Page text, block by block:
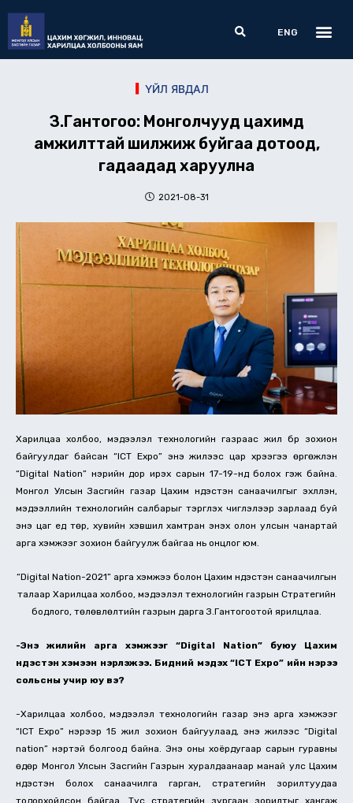
content
Search
ENG
ҮЙЛ ЯВДАЛ
З.Гантогоо: Монголчууд цахимд
амжилттай шилжиж буйгаа дотоод,
гадаадад харуулна
2021-08-31
Харилцаа холбоо, мэдээлэл технологийн газраас жил бүр зохион
байгуулдаг байсан “ICT Expo” энэ жилээс цар хүрээгээ өргөжүүлэн
“Digital Nation” нэрийн дор ирэх сарын 17-19-нд болох гэж байна.
Монгол Улсын Засгийн газар Цахим үндэстэн санаачилгыг эхлүүлэн,
мэдээллийн технологийн салбарыг тэргүүлэх чиглэлээр зарлаад буй
энэ цаг үед төр, хувийн хэвшил хамтран энэхүү олон улсын чанартай
арга хэмжээг зохион байгуулж байгаа нь онцлог юм.
“Digital Nation-2021” арга хэмжээ болон Цахим үндэстэн санаачилгын
талаар Харилцаа холбоо, мэдээлэл технологийн газрын Стратегийн
бодлого, төлөвлөлтийн газрын дарга З.Гантогоотой ярилцлаа.
-Энэ жилийн арга хэмжээг “Digital Nation” буюу Цахим
үндэстэн хэмээн нэрлэжээ. Бидний мэдэх “ICT Expo” ийн нэрээ
сольсны учир юу вэ?
-Харилцаа холбоо, мэдээлэл технологийн газар энэ арга хэмжээг
“ICT Expo” нэрээр 15 жил зохион байгуулаад, энэ жилээс “Digital
nation” нэртэй болгоод байна. Энэ оны хоёрдугаар сарын гуравны
өдөр Монгол Улсын Засгийн Газрын хуралдаанаар манай улс Цахим
үндэстэн болох санаачилга гарган, стратегийн зорилтуудаа
тодорхойлсон байгаа. Тус стратегийн зургаан зорилтыг хангаж